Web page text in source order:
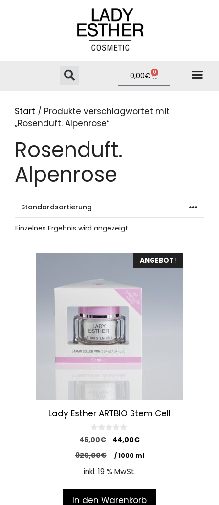
0,00€ 0
Start / Produkte verschlagwortet mit
„Rosenduft. Alpenrose“
Rosenduft.
Alpenrose
Einzelnes Ergebnis wird angezeigt
ANGEBOT!
Lady Esther ARTBIO Stem Cell
0
o
t
f
46,00€ 44,00€
920,00€ /1000 ml
inkl. 19 % MwSt.
In den Warenkorb